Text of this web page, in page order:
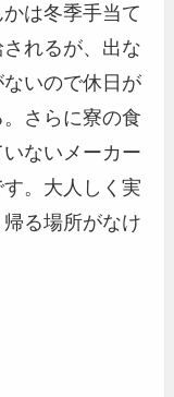
は冬季手当て
れるが、出な
いので休日が
さらに寮の食
ないメーカー
。大人しく実
る場所がなけ